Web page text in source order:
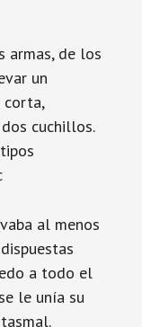
armas, de los
un
corta,
cuchillos.
al menos
a todo el
le unía su